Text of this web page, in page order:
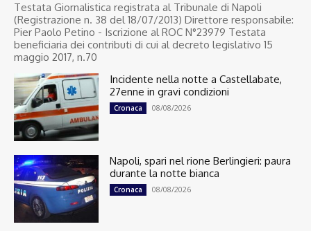
Testata Giornalistica registrata al Tribunale di Napoli
(Registrazione n. 38 del 18/07/2013) Direttore responsabile:
Pier Paolo Petino - Iscrizione al ROC N°23979 Testata
beneficiaria dei contributi di cui al decreto legislativo 15
maggio 2017, n.70
Incidente nella notte a Castellabate,
27enne in gravi condizioni
Cronaca 08/08/2026
Napoli, spari nel rione Berlingieri: paura
durante la notte bianca
Cronaca 08/08/2026